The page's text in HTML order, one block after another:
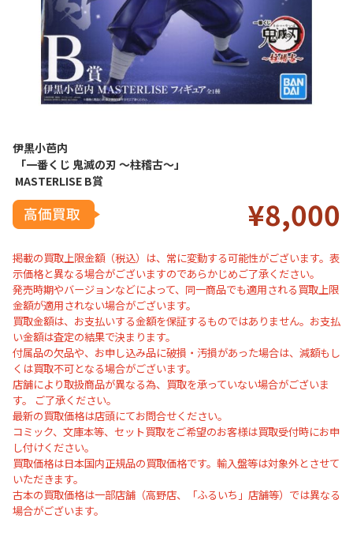
伊黒小芭内
「一番くじ 鬼滅の刃 ～柱稽古～」
MASTERLISE B賞
¥8,000
掲載の買取上限金額（税込）は、常に変動する可能性がございます。表
示価格と異なる場合がございますのであらかじめご了承ください。
発売時期やバージョンなどによって、同一商品でも適用される買取上限
金額が適用されない場合がございます。
買取金額は、お支払いする金額を保証するものではありません。お支払
い金額は査定の結果で決まります。
付属品の欠品や、お申し込み品に破損・汚損があった場合は、減額もし
くは買取不可となる場合がございます。
店舗により取扱商品が異なる為、買取を承っていない場合がございま
す。 ご了承ください。
最新の買取価格は店頭にてお問合せください。
コミック、文庫本等、セット買取をご希望のお客様は買取受付時にお申
し付けください。
買取価格は日本国内正規品の買取価格です。輸入盤等は対象外とさせて
いただきます。
古本の買取価格は一部店舗（高野店、「ふるいち」店舗等）では異なる
場合がございます。